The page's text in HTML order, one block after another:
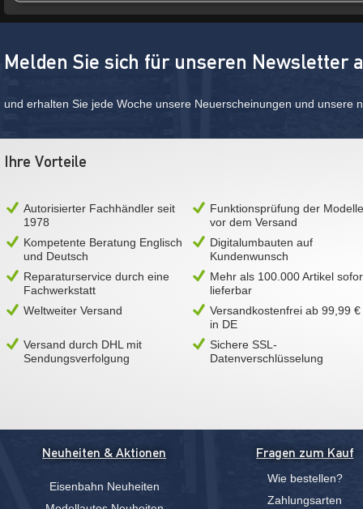
Melden Sie sich für unseren Newsletter
und erhalten Sie jede Woche unsere Neuerscheinungen und unsere
Ihre Vorteile
Autorisierter Fachhändler seit
1978
Funktionsprüfung der Modelle
vor dem Versand
Kompetente Beratung Englisch
und Deutsch
Digitalumbauten auf
Kundenwunsch
Reparaturservice durch eine
Fachwerkstatt
Mehr als 100.000 Artikel
lieferbar
Weltweiter Versand
Versandkostenfrei ab 99,99 €
in DE
Versand durch DHL mit
Sendungsverfolgung
Sichere SSL-
Datenverschlüsselung
Neuheiten & Aktionen
Eisenbahn Neuheiten
Fragen zum Kauf
Wie bestellen?
Zahlungsarten